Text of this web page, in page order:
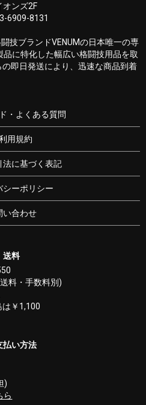
オンズ2F
6909-8131
技ブランドVENUMの日本唯一の専
品に特化した幅広い格闘技用品を取
即日発送により、迅速な商品到着
・よくある質問
用規約
法に基づく表記
シーポリシー
い合わせ
送料
料・手数料別)
￥1,100
払い方法
)
ら